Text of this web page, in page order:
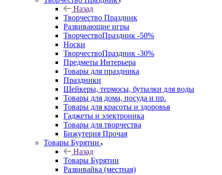
Назад
Творчество Праздник
Развивающие игры
ТворчествоПраздник -50%
Носки
ТворчествоПраздник -30%
Предметы Интерьера
Товары для праздника
Праздники
Шейкеры, термосы, бутылки для воды
Товары для дома, посуда и пр.
Товары для красоты и здоровья
Гаджеты и электроника
Товары для творчества
Бижутерия Прочая
Товары Бурятии
Назад
Товары Бурятии
Развивайка (местная)